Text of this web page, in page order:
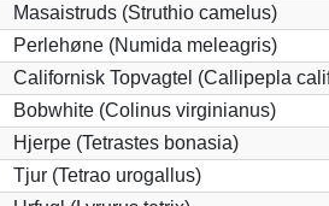
Masaistruds (Struthio camelus)
Perlehøne (Numida meleagris)
Californisk Topvagtel (Callipepla
Bobwhite (Colinus virginianus)
Hjerpe (Tetrastes bonasia)
Tjur (Tetrao urogallus)